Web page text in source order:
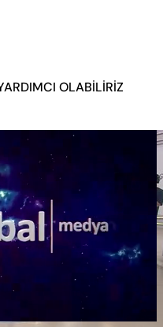
OLABİLİRİZ
Oynatma
Hızı